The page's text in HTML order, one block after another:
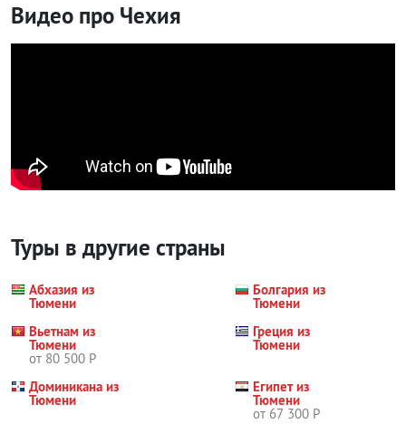
Видео про Чехия
Туры в другие страны
Абхазия из
Тюмени
Болгария из
Тюмени
Вьетнам из
Тюмени
от 80 500 Р
Греция из
Тюмени
Доминикана из
Тюмени
Египет из
Тюмени
от 67 300 Р